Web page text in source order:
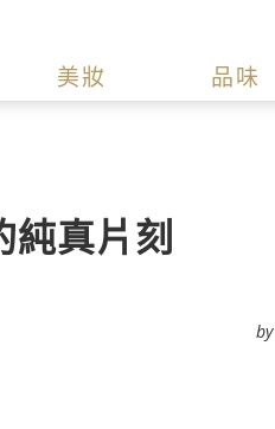
美妝 品味
純真片刻
by